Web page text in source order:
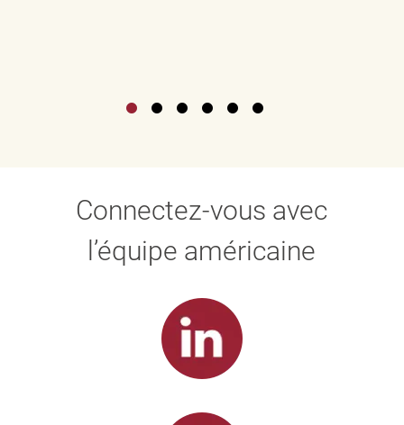
Connectez-vous avec
l’équipe américaine